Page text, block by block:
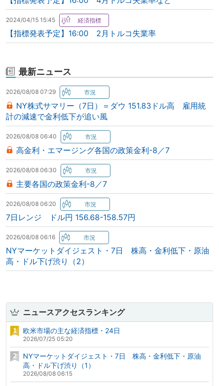
2024/04/15 15:45
【指標発表予定】16:00 2月トルコ失業率
最新ニュース
2026/08/08 07:29
NY株式サマリー（7日）＝ダウ 151.83ドル高 雇用統
計の減速で金利低下が追い風
2026/08/08 06:40
高金利・エマージング各国の政策金利-8／7
2026/08/08 06:30
主要各国の政策金利-8／7
2026/08/08 06:20
7日レンジ ドル円 156.68-158.57円
2026/08/08 06:16
NYマーケットダイジェスト・7日 株高・金利低下・原油
高・ドル下げ渋り（2）
ニュースアクセスランキング
欧米市場の主な経済指標・24日
2026/07/25 05:20
NYマーケットダイジェスト・7日 株高・金利低下・原油
高・ドル下げ渋り（1）
2026/08/08 06:15